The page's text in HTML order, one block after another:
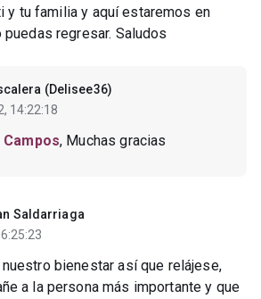
y tu familia y aquí estaremos en
regresar. Saludos
(Delisee36)
14:22:18
, Muchas gracias
Saldarriaga
bienestar así que relájese,
a la persona más importante y que